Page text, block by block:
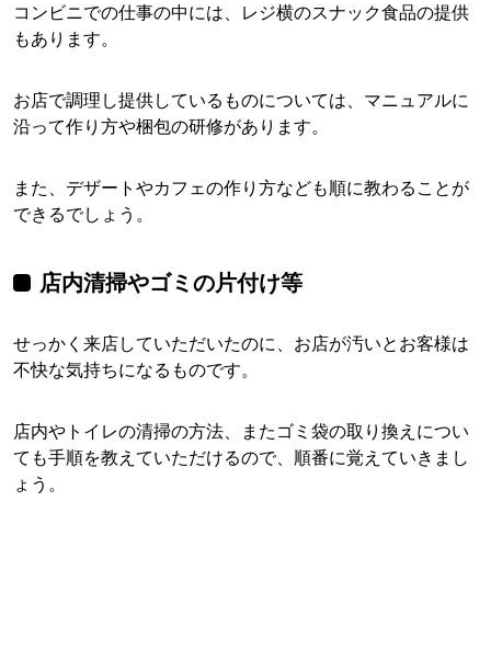
コンビニでの仕事の中には、レジ横のスナック食品の提供
もあります。
お店で調理し提供しているものについては、マニュアルに
沿って作り方や梱包の研修があります。
また、デザートやカフェの作り方なども順に教わることが
できるでしょう。
店内清掃やゴミの片付け等
せっかく来店していただいたのに、お店が汚いとお客様は
不快な気持ちになるものです。
店内やトイレの清掃の方法、またゴミ袋の取り換えについ
ても手順を教えていただけるので、順番に覚えていきまし
ょう。